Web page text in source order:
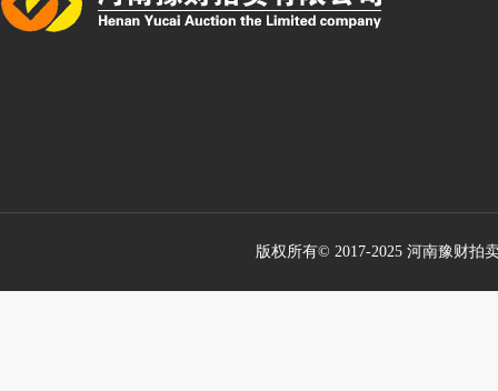
版权所有© 2017-2025 河南豫财拍